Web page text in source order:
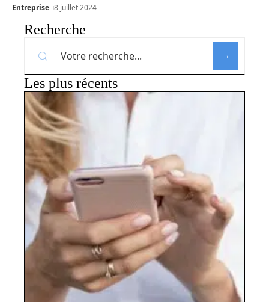
Entreprise 8 juillet 2024
Recherche
Les plus récents